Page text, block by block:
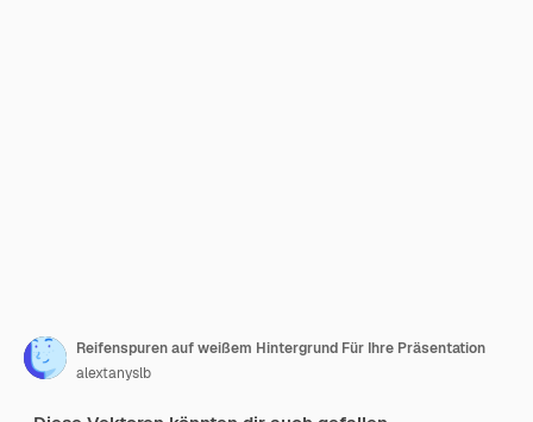
Reifenspuren auf weißem Hintergrund Für Ihre Präsentation
alextanyslb